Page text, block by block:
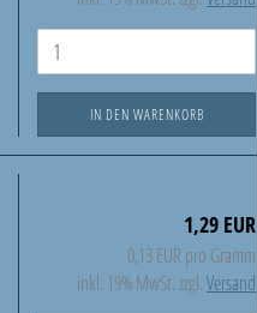
IN DEN WARENKORB
1,29 EUR
0,13 EUR pro Gramm
inkl. 19% MwSt. zzgl.Versand